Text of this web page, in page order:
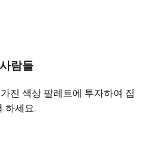
람들
진 색상 팔레트에 투자하여 집
하세요.